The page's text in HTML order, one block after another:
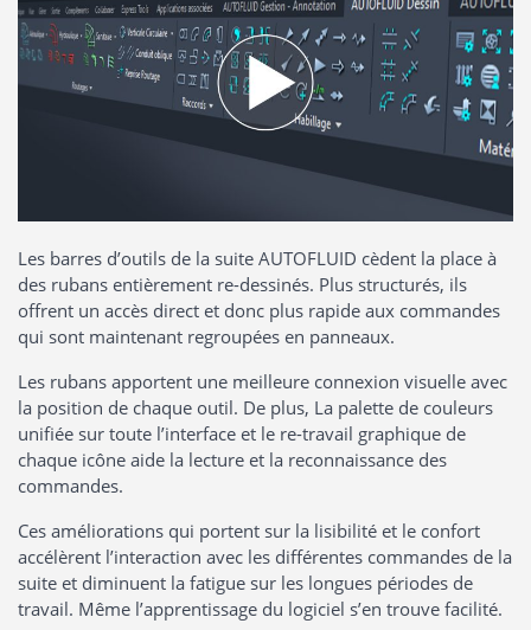
Les barres d’outils de la suite AUTOFLUID cèdent la place à
des rubans entièrement re-dessinés. Plus structurés, ils
offrent un accès direct et donc plus rapide aux commandes
qui sont maintenant regroupées en panneaux.
Les rubans apportent une meilleure connexion visuelle avec
la position de chaque outil. De plus, La palette de couleurs
unifiée sur toute l’interface et le re-travail graphique de
chaque icône aide la lecture et la reconnaissance des
commandes.
Ces améliorations qui portent sur la lisibilité et le confort
accélèrent l’interaction avec les différentes commandes de la
suite et diminuent la fatigue sur les longues périodes de
travail. Même l’apprentissage du logiciel s’en trouve facilité.